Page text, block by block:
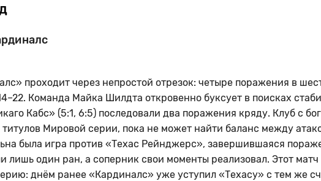
проходит через непростой отрезок: четыре поражения в
Команда Майка Шилдта откровенно буксует в поисках
Кабс» (5:1, 6:5) последовали два поражения кряду. Клуб с
титулов Мировой серии, пока не может найти баланс между
была игра против «Техас Рейнджерс», завершившаяся
лишь один ран, а соперник свои моменты реализовал. Этот
днём ранее «Кардиналс» уже уступил «Техасу» с тем же